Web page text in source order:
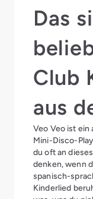
Das
Club
aus
Mini-
Veo Veo ist ein
Mini-Disco-
du oft an
denken, wenn
spanisch-
Kinderlied